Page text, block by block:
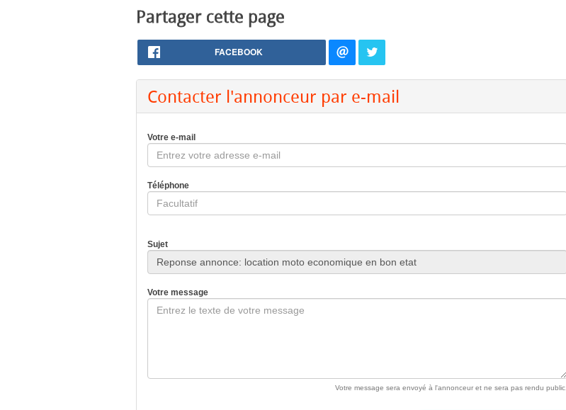
Partager cette page
FACEBOOK
Contacter l'annonceur par e-mail
Votre e-mail
Téléphone
Sujet
Votre message
Votre message sera envoyé à l'annonceur et ne sera pas rendu public.